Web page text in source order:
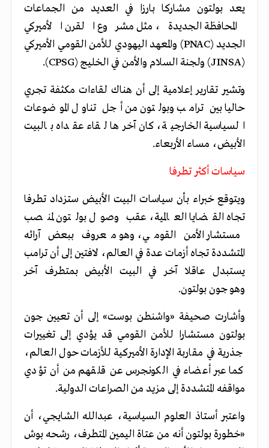
يعد بولتون مشاركا بارزا في العديد من الجماعات
المحافظة الجديدة، مثل مشروع القرن الأميركي
الجديد (PNAC) والمعهد اليهودي للأمن القومي الأميركي
(JINSA) ولجنة السلام والأمن في الخليج (CPSG).
وتشير تقارير إعلامية إلى أن هناك لقاءات مكثفة تجري
حاليا بين ترامب وبولتون من أجل تناول الموضوعات
السياسية الخارجية، كان آخرها لقاء عقداه بالبيت
الأبيض، مساء الأربعاء.
سياسات أكثر تطرفا
ويتوقع خبراء بأن سياسات البيت الأبيض ستزداد تطرفا
تجاه القضايا العالمية، عقب وصول بولتون لمنصب
مستشار الأمن القومي، وهو معروف ببعض آرائه
المتشددة تجاه أزمات عدة في العالم، لافتين إلى أن ترامب
يستبدل عاقلا آخر في البيت الأبيض بمتطرف آخر
وهو جون بولتون.
وأشارت صحيفة «واشنطن بوست» إلى أن تعيين جون
بولتون مستشارا للأمن القومي قد يؤدي إلى تغييرات
جذرية في مقاربة الإدارة الأميركية للأزمات حول العالم،
كما عبر أعضاء في الكونجرس عن قلقهم من أن تؤدي
مواقفه المتشددة إلى مزيد من الصراعات الدولية.
واعتبر أستاذ العلوم السياسية، عبدالله الشايجي، أن
«خطورة بولتون أنه من عتاة اليمين المتطرف، رشحه بوش